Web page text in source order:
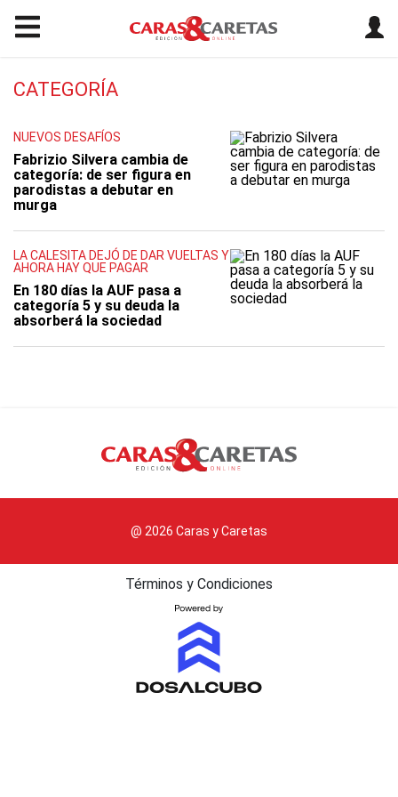
CATEGORÍA
NUEVOS DESAFÍOS
Fabrizio Silvera cambia de
categoría: de ser figura en
parodistas a debutar en
murga
LA CALESITA DEJÓ DE DAR VUELTAS Y
AHORA HAY QUE PAGAR
En 180 días la AUF pasa a
categoría 5 y su deuda la
absorberá la sociedad
@ 2026 Caras y Caretas
Términos y Condiciones